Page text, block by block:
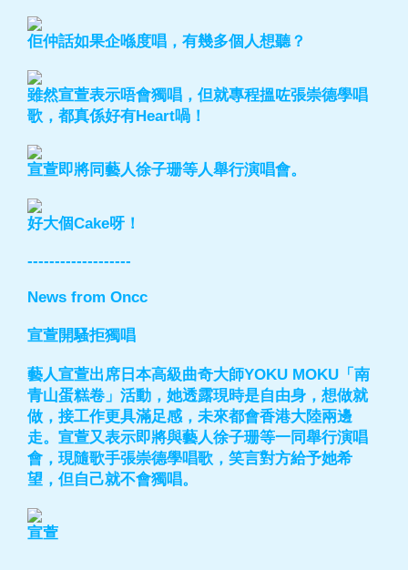
佢仲話如果企喺度唱，有幾多個人想聽？
雖然宣萱表示唔會獨唱，但就專程搵咗張崇德學唱
歌，都真係好有Heart喎！
宣萱即將同藝人徐子珊等人舉行演唱會。
好大個Cake呀！
-------------------
News from Oncc
宣萱開騷拒獨唱
藝人宣萱出席日本高級曲奇大師YOKU MOKU「南
青山蛋糕卷」活動，她透露現時是自由身，想做就
做，接工作更具滿足感，未來都會香港大陸兩邊
走。宣萱又表示即將與藝人徐子珊等一同舉行演唱
會，現隨歌手張崇德學唱歌，笑言對方給予她希
望，但自己就不會獨唱。
宣萱